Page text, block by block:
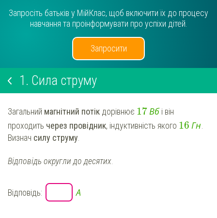
Запросіть батьків у МійКлас, щоб включити їх до процесу
навчання та проінформувати про успіхи дітей.
Запросити
1. Сила струму
Загальний магнітний потік дорівнює 17Вбі він
проходить через провідник, індуктивність якого 16 Гн
Визнач силу струму.
Відповідь округли до десятих.
Відповідь: А